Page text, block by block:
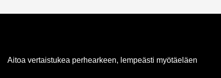
Aitoa vertaistukea perhearkeen, lempeästi myötäeläen